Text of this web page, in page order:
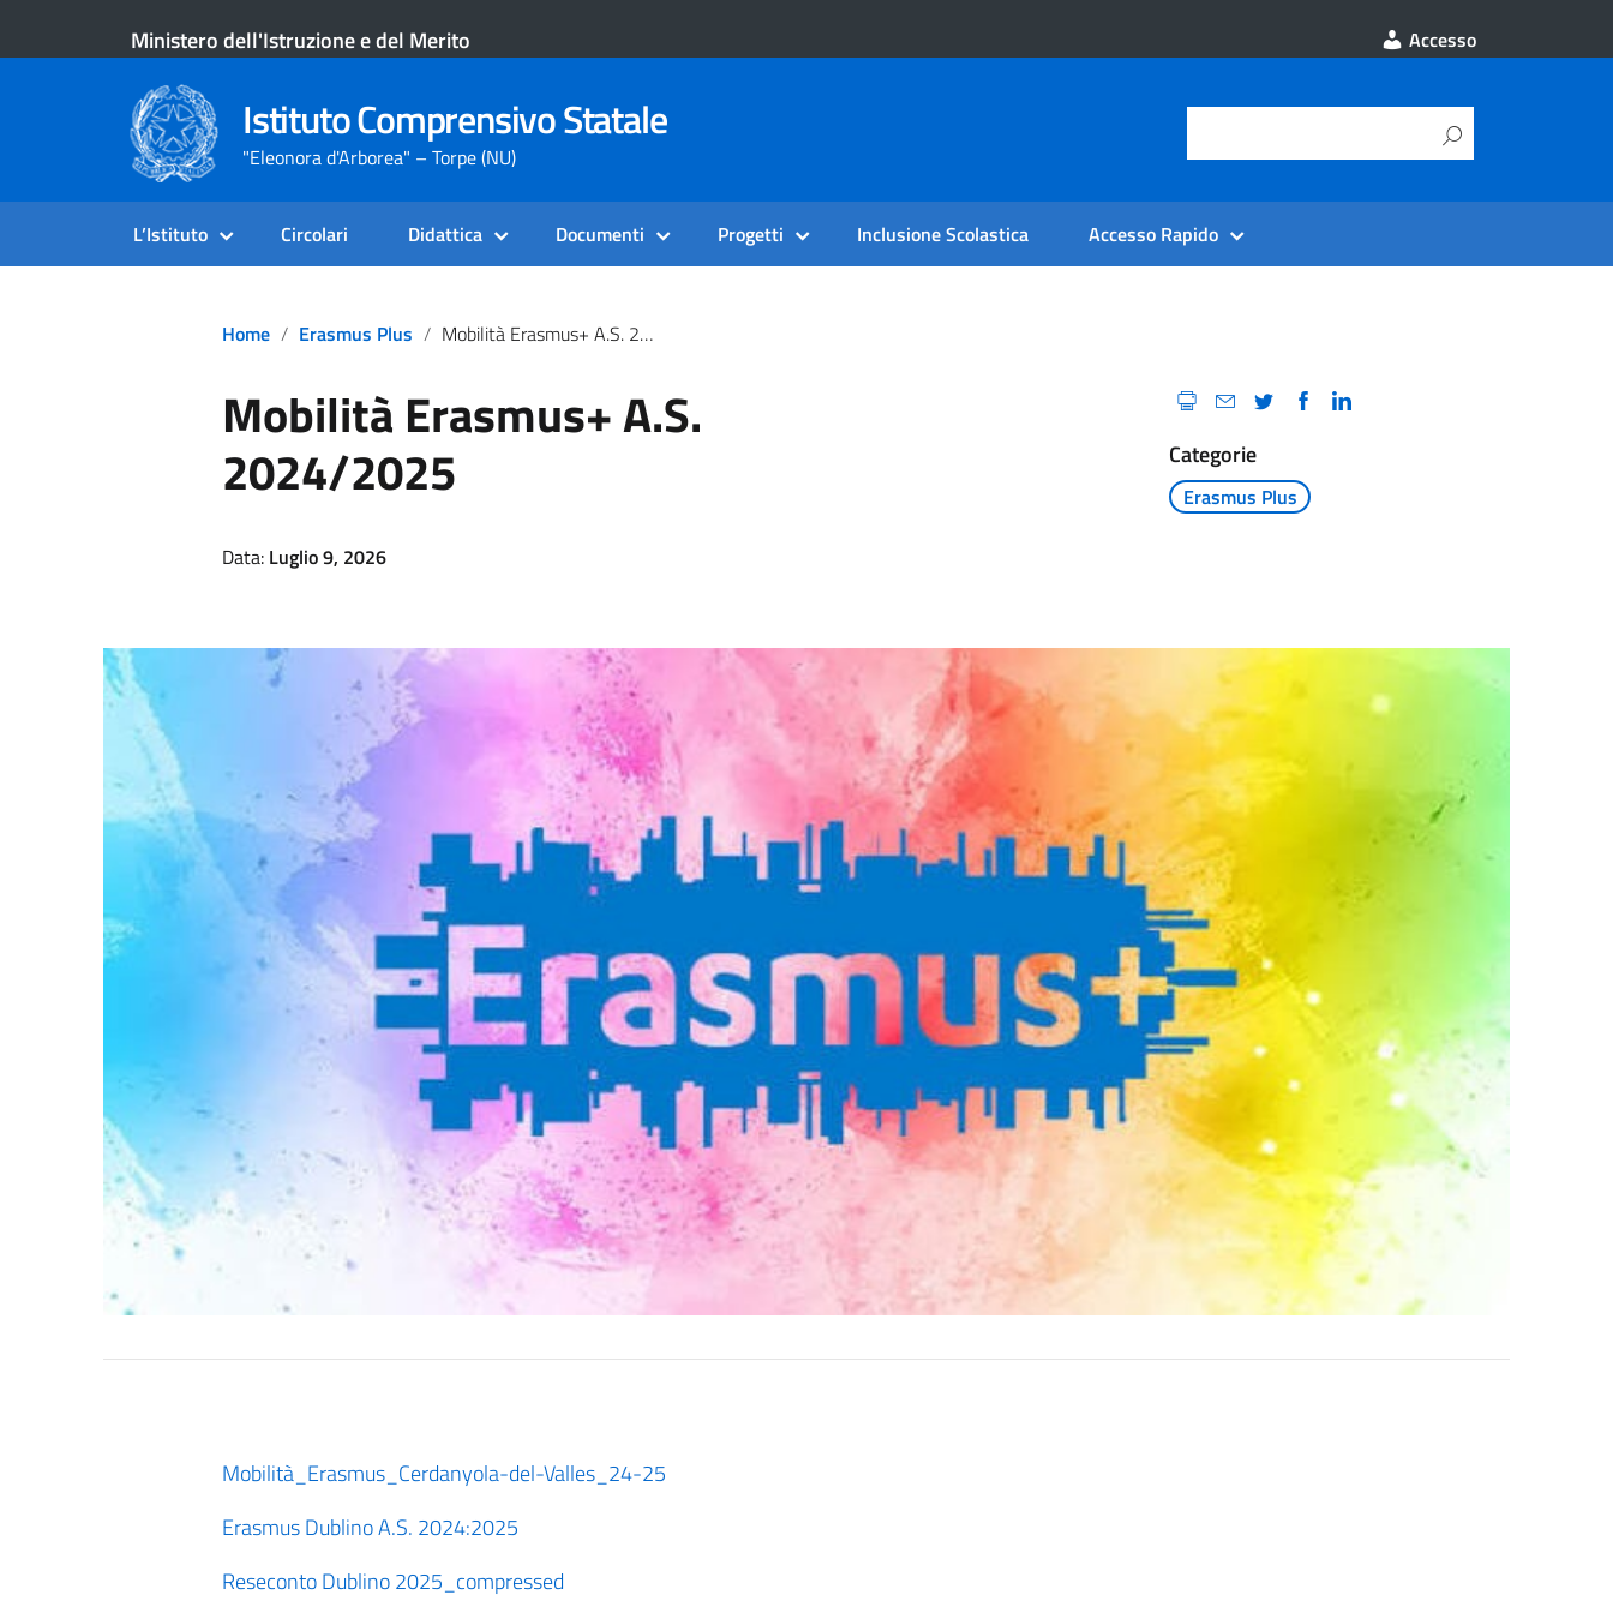
Ministero dell'Istruzione e del Merito Accesso
Istituto Comprensivo Statale
"Eleonora d'Arborea" – Torpe (NU)
L’Istituto Circolari Didattica Documenti Progetti Inclusione Scolastica Accesso Rapido
Home Erasmus Plus Mobilità Erasmus+ A.S. 2024/2025
Mobilità Erasmus+ A.S.
2024/2025 Categorie
Erasmus Plus
Data: Luglio 9, 2026
Mobilità_Erasmus_Cerdanyola-del-Valles_24-25
Erasmus Dublino A.S. 2024:2025
Reseconto Dublino 2025_compressed